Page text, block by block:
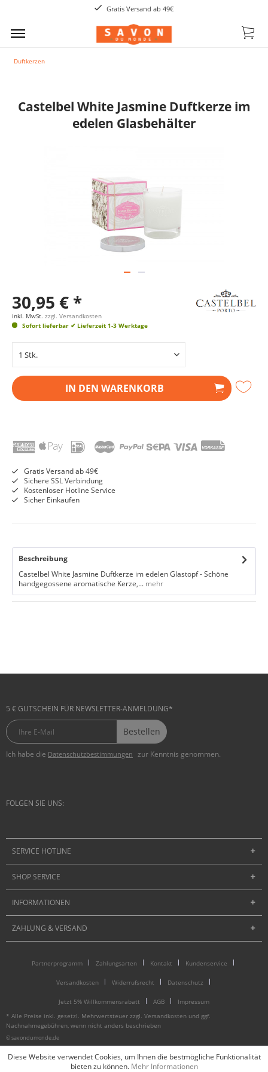
Gratis Versand ab 49€
Duftkerzen
Castelbel White Jasmine Duftkerze im
edelen Glasbehälter
30,95 € *
inkl. MwSt. zzgl. Versandkosten
Sofort lieferbar ✔ Lieferzeit 1-3 Werktage
IN DEN WARENKORB
Gratis Versand ab 49€
Sichere SSL Verbindung
Kostenloser Hotline Service
Sicher Einkaufen
Beschreibung
Castelbel White Jasmine Duftkerze im edelen Glastopf - Schöne
handgegossene aromatische Kerze,... mehr
5 € GUTSCHEIN FÜR NEWSLETTER-ANMELDUNG*
Bestellen
Ich habe die Datenschutzbestimmungen zur Kenntnis genommen.
FOLGEN SIE UNS:
SERVICE HOTLINE
SHOP SERVICE
INFORMATIONEN
ZAHLUNG & VERSAND
Partnerprogramm Zahlungsarten Kontakt Kundenservice
Versandkosten Widerrufsrecht Datenschutz
Jetzt 5% Willkommensrabatt AGB
Impressum
* Alle Preise inkl. gesetzl. Mehrwertsteuer zzgl. Versandkosten und ggf.
Nachnahmegebühren, wenn nicht anders beschrieben
© savondumonde.de
Diese Website verwendet Cookies, um Ihnen die bestmögliche Funktionalität
bieten zu können. Mehr Informationen